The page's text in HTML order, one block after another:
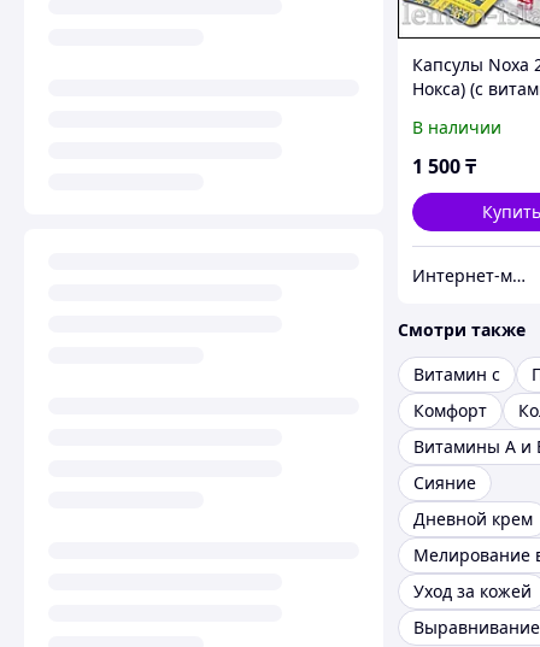
Капсулы Noxa
Нокса) (с
В наличии
1 500₸
Купить
Интернет-магазин "Лимонный островок"
Смотри также
Витамин c
Комфорт
Витамины A и
Сияние
Дневной крем
Мелирование
Уход за кожей